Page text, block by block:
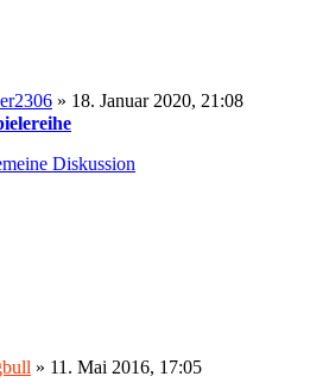
» 18. Januar 2020, 21:08
Diskussion
» 11. Mai 2016, 17:05